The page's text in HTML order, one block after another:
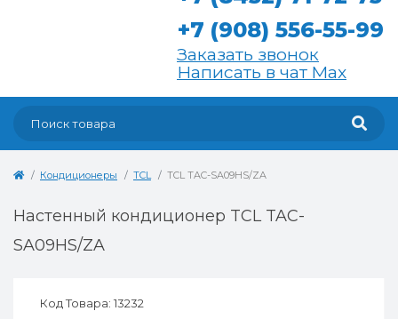
+7 (908) 556-55-99
Заказать звонок
Написать в чат Max
Кондиционеры TCL TCL TAC-SA09HS/ZA
Настенный кондиционер TCL TAC-
SA09HS/ZA
Код Товара: 13232